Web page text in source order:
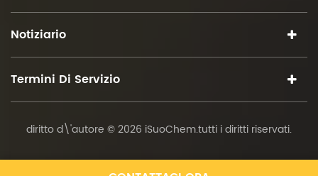
Notiziario
Termini Di Servizio
diritto d\'autore © 2026 iSuoChem.tutti i diritti riservati.